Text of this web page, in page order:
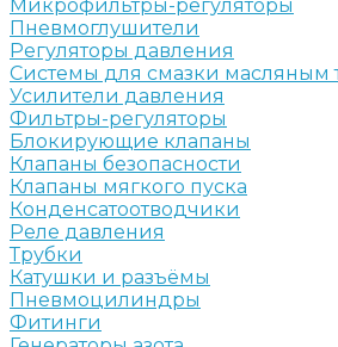
Микрофильтры-регуляторы
Пневмоглушители
Регуляторы давления
Системы для смазки масляным
Усилители давления
Фильтры-регуляторы
Блокирующие клапаны
Клапаны безопасности
Клапаны мягкого пуска
Конденсатоотводчики
Реле давления
Трубки
Катушки и разъёмы
Пневмоцилиндры
Фитинги